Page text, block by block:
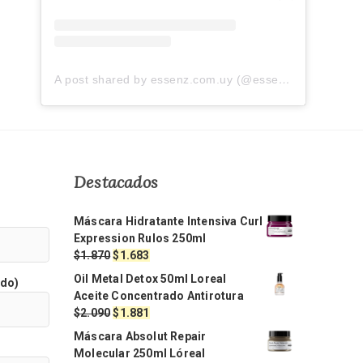
A post shared by essenz.com.uy (@essenz.com.uy)
Destacados
Máscara Hidratante Intensiva Curl
Expression Rulos 250ml
$1.870El
precio
original
era:
$1.870.
$1.683
precio
actual
es:
$1.683.
Oil Metal Detox 50ml Loreal
Aceite Concentrado Antirotura
$2.090El
precio
original
$1.881
precio
actual
Máscara Absolut Repair
Molecular 250ml Lóreal